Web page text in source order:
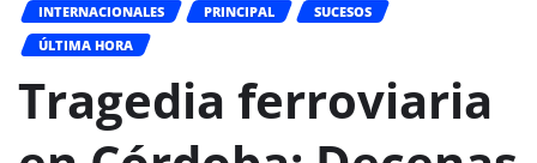
INTERNACIONALES PRINCIPAL
SUCESOS
ÚLTIMA HORA
Tragedia ferroviaria